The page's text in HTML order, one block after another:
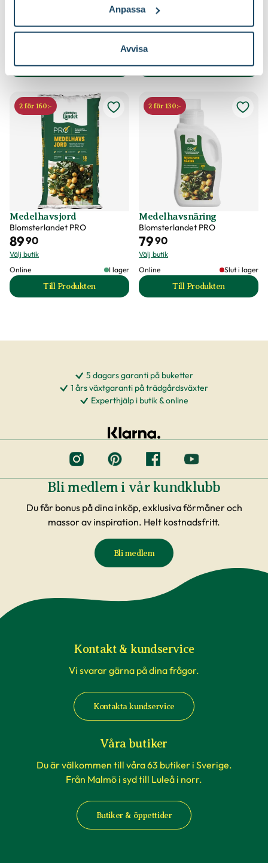
Anpassa
Avvisa
199:-
Välj butik
I lager
Till Produkten
Växa of Sweden, fyrkantig
199:-
Välj butik
Online
Till Produkten
till Växa of
2 för 160:-
Medelhavsjord
Blomsterlandet PRO
8990
Välj butik
Online
I lager
Till Produkten
till Medelhavsjord produktsida
2 för 130:-
Medelhavsnäring
Blomsterlandet PRO
7990
Välj butik
Online
Slut i lager
Till Produkten
till
5 dagars garanti på buketter
1 års växtgaranti på trädgårdsväxter
Experthjälp i butik & online
Bli medlem i vår kundklubb
Du får bonus på dina inköp, exklusiva förmåner och
massor av inspiration. Helt kostnadsfritt.
Bli medlem
Kontakt & kundservice
Vi svarar gärna på dina frågor.
Kontakta kundservice
Våra butiker
Du är välkommen till våra 63 butiker i Sverige.
Från Malmö i syd till Luleå i norr.
Butiker & öppettider